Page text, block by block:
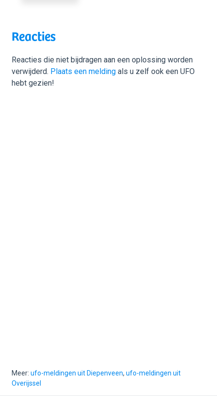
Reacties
Reacties die niet bijdragen aan een oplossing worden
verwijderd. Plaats een melding als u zelf ook een UFO
hebt gezien!
Meer: ufo-meldingen uit Diepenveen, ufo-meldingen uit
Overijssel